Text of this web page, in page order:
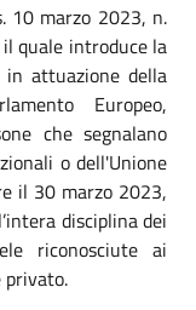
10 marzo 2023, n.
quale introduce la
attuazione della
Europeo,
che segnalano
o dell'Unione
il 30 marzo 2023,
disciplina dei
riconosciute ai
privato.